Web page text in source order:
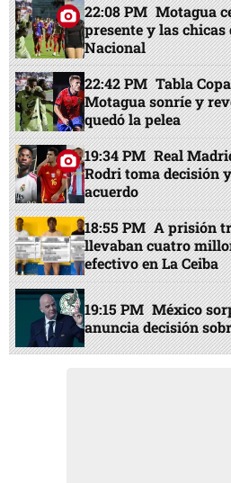
22:08 PM Motagua
presente y las
Nacional
22:42 PM Tabla
Motagua sonríe y
quedó la pelea
19:34 PM Real
Rodri toma decisión
acuerdo
18:55 PM A prisión
llevaban cuatro
efectivo en La Ceiba
19:15 PM México
anuncia decisión